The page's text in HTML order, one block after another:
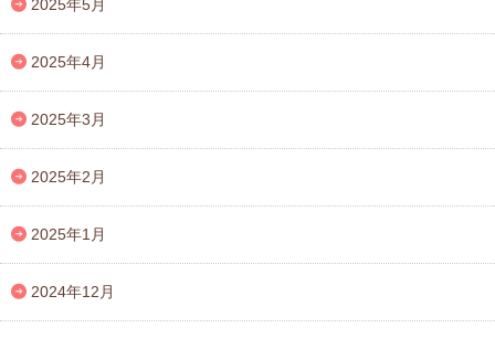
2025年5月
2025年4月
2025年3月
2025年2月
2025年1月
2024年12月